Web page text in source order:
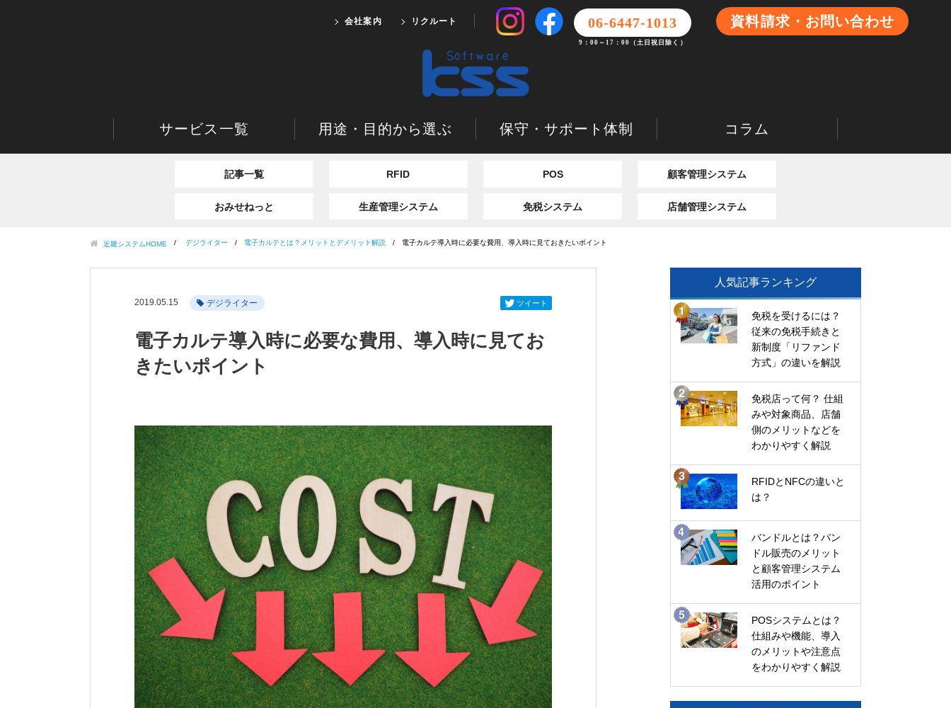
会社案内 リクルート 06-6447-1013
9：00～17：00（土日祝日除く）
資料請求・お問い合わせ
サービス一覧 用途・目的から選ぶ 保守・サポート体制 コラム
記事一覧 RFID POS 顧客管理システム
おみせねっと 生産管理システム 免税システム 店舗管理システム
近畿システムHOME デジライター 電子カルテとは？メリットとデメリット解説 電子カルテ導入時に必要な費用、導入時に見ておきたいポイント
2019.05.15 デジライター ツイート
電子カルテ導入時に必要な費用、導入時に見てお
きたいポイント
人気記事ランキング
免税を受けるには？
従来の免税手続きと
新制度「リファンド
方式」の違いを解説
免税店って何？ 仕組
みや対象商品、店舗
側のメリットなどを
わかりやすく解説
RFIDとNFCの違いと
は？
バンドルとは？バン
ドル販売のメリット
と顧客管理システム
活用のポイント
POSシステムとは？
仕組みや機能、導入
のメリットや注意点
をわかりやすく解説